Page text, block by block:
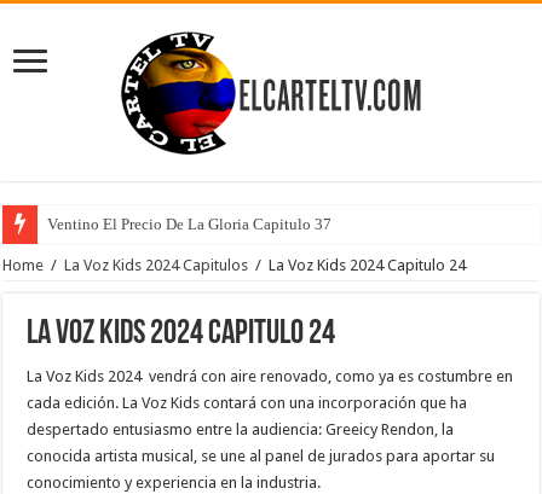
Ventino El Precio De La Gloria Capitulo 37
Home / La Voz Kids 2024 Capitulos / La Voz Kids 2024 Capitulo 24
La Voz Kids 2024 Capitulo 24
La Voz Kids 2024 vendrá con aire renovado, como ya es costumbre en
cada edición. La Voz Kids contará con una incorporación que ha
despertado entusiasmo entre la audiencia: Greeicy Rendon, la
conocida artista musical, se une al panel de jurados para aportar su
conocimiento y experiencia en la industria.